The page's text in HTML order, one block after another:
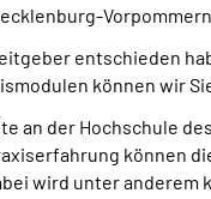
entschieden
können wir
an der Hochschule
können
wird unter